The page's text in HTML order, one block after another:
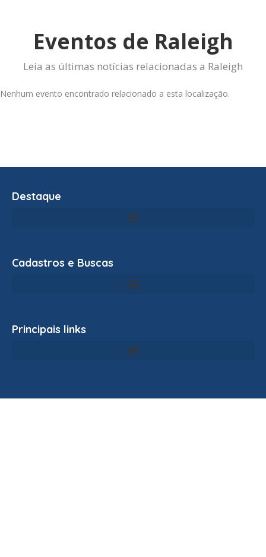
Eventos de Raleigh
Leia as últimas notícias relacionadas a Raleigh
Nenhum evento encontrado relacionado a esta localização.
Destaque
Cadastros e Buscas
Principais links